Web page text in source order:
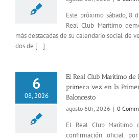
Este próximo sábado, 8
Real Club Marítimo
más destacadas de su calendario social de
dos de [...]
6
08, 2026
El Real Club Marítimo
primera vez en la
Baloncesto
agosto 6th, 2026 | 0
El Real Club
confirmación oficial